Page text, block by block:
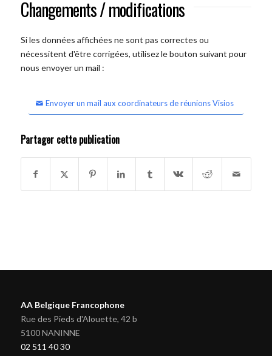
Changements / modifications
Si les données affichées ne sont pas correctes ou
nécessitent d'être corrigées, utilisez le bouton suivant pour
nous envoyer un mail :
Envoyer un mail aux coordinateurs de réunions Visios
Partager cette publication
AA Belgique Francophone
Rue des Pieds d'Alouette, 42 b
5100 NANINNE
02 511 40 30